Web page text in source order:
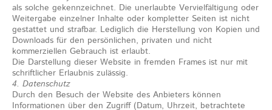
als solche gekennzeichnet. Die unerlaubte Vervielfältigung oder
Weitergabe einzelner Inhalte oder kompletter Seiten ist nicht
gestattet und strafbar. Lediglich die Herstellung von Kopien und
Downloads für den persönlichen, privaten und nicht
kommerziellen Gebrauch ist erlaubt.
Die Darstellung dieser Website in fremden Frames ist nur mit
schriftlicher Erlaubnis zulässig.
4. Datenschutz
Durch den Besuch der Website des Anbieters können
Informationen über den Zugriff (Datum, Uhrzeit, betrachtete